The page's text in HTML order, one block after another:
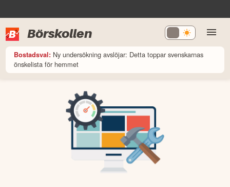
Börskollen
Bostadsval: Ny undersökning avslöjar: Detta toppar svenskarnas
önskelista för hemmet